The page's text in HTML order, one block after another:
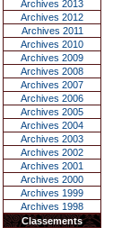
Archives 2013
Archives 2012
Archives 2011
Archives 2010
Archives 2009
Archives 2008
Archives 2007
Archives 2006
Archives 2005
Archives 2004
Archives 2003
Archives 2002
Archives 2001
Archives 2000
Archives 1999
Archives 1998
Classements